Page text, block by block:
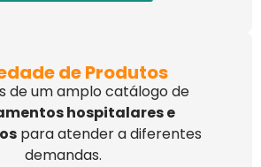
de Produtos
de um amplo catálogo de
hospitalares e
para atender a diferentes
demandas.